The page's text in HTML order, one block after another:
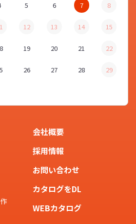
5 6 7 8
12 13 14 15
19 20 21 22
26 27 28 29
会社概要
採用情報
お問い合わせ
カタログをDL
WEBカタログ